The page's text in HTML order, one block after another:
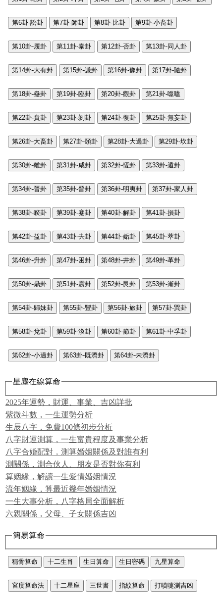
第6卦-訟卦 第7卦-師卦 第8卦-比卦 第9卦-小畜卦
第10卦-履卦 第11卦-泰卦 第12卦-否卦 第13卦-同人卦
第14卦-大有卦 第15卦-謙卦 第16卦-豫卦 第17卦-隨卦
第18卦-蠱卦 第19卦-臨卦 第20卦-觀卦 第21卦-噬嗑
第22卦-賁卦 第23卦-剝卦 第24卦-復卦 第25卦-無妄卦
第26卦-大畜卦 第27卦-頤卦 第28卦-大過卦 第29卦-坎卦
第30卦-離卦 第31卦-咸卦 第32卦-恆卦 第33卦-遁卦
第34卦-晉卦 第35卦-晉卦 第36卦-明夷卦 第37卦-家人卦
第38卦-睽卦 第39卦-蹇卦 第40卦-解卦 第41卦-損卦
第42卦-益卦 第43卦-夬卦 第44卦-姤卦 第45卦-萃卦
第46卦-升卦 第47卦-困卦 第48卦-井卦 第49卦-革卦
第50卦-鼎卦 第51卦-震卦 第52卦-艮卦 第53卦-漸卦
第54卦-歸妹卦 第55卦-豐卦 第56卦-旅卦 第57卦-巽卦
第58卦-兌卦 第59卦-渙卦 第60卦-節卦 第61卦-中孚卦
第62卦-小過卦 第63卦-既濟卦 第64卦-未濟卦
星塵在線算命
2025年運勢，財運、事業、吉凶詳批
紫微斗數，一生運勢分析
生辰八字，免費100條初步分析
八字財運測算，一生富貴程度及事業分析
八字合婚配對，測算婚姻關係及對誰有利
測關係，測合伙人、朋友是否對你有利
算姻緣，解讀一生愛情婚姻情況
流年姻緣，算最近幾年婚姻情況
一生大事分析，八字格局全面解析
六親關係，父母、子女關係吉凶
簡易算命
稱骨算命 十二生肖 生日算命 生日密碼 九星算命
宮度算命法 十二星座 三世書 指紋算命 打噴嚏測吉凶